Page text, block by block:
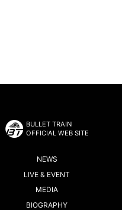
BULLET TRAIN
OFFICIAL WEB SITE
NEWS
LIVE & EVENT
MEDIA
BIOGRAPHY